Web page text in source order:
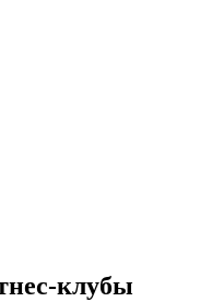
клубы